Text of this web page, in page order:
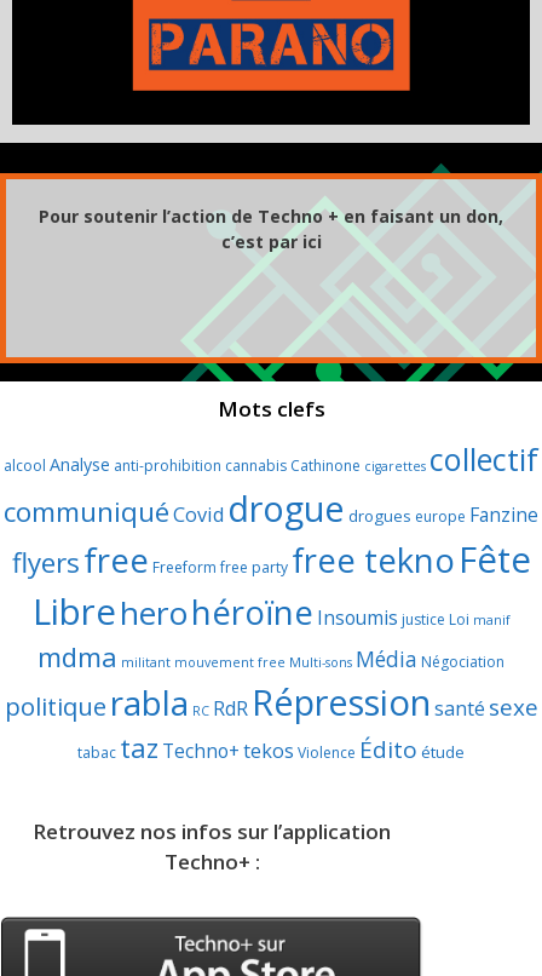
Pour soutenir l’action de Techno + en faisant un don,
c’est par ici
Mots clefs
alcool Analyse anti-prohibition cannabis Cathinone cigarettes collectif
communiquéCovid drogue drogues europe Fanzine
flyersfree Freeform free party free teknoFête
Libreherohéroïne Insoumis justice Loi manif
mdma militant mouvement free Multi-sons Média Négociation
politique rabla RC RdR Répression santé sexe
tabac taz Techno+tekos Violence Édito étude
Retrouvez nos infos sur l’application
Techno+ :